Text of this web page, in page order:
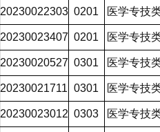
20230022303 0201 医学专技
20230023407 0201 医学专技
20230020527 0301 医学专技
20230021711 0301 医学专技
20230023012 0303 医学专技